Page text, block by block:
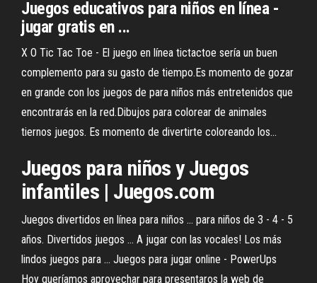
Juegos educativos para niños en línea -
jugar gratis en ...
X O Tic Tac Toe - El juego en línea tictactoe sería un buen
complemento para su gasto de tiempo.Es momento de gozar
en grande con los juegos de para niños más entretenidos que
encontrarás en la red.Dibujos para colorear de animales
tiernos juegos. Es momento de divertirte coloreando los...
Juegos para niños y Juegos
infantiles | Juegos.com
Juegos divertidos en línea para niños ... para niños de 3 - 4 - 5
años. Divertidos juegos ... A jugar con las vocales! Los más
lindos juegos para ... Juegos para jugar online - PowerUps
Hoy queríamos aprovechar para presentaros la web de